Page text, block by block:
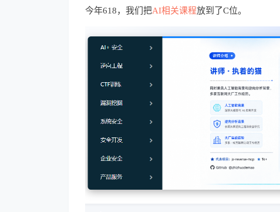
今年618，我们把AI相关课程放到了C位。